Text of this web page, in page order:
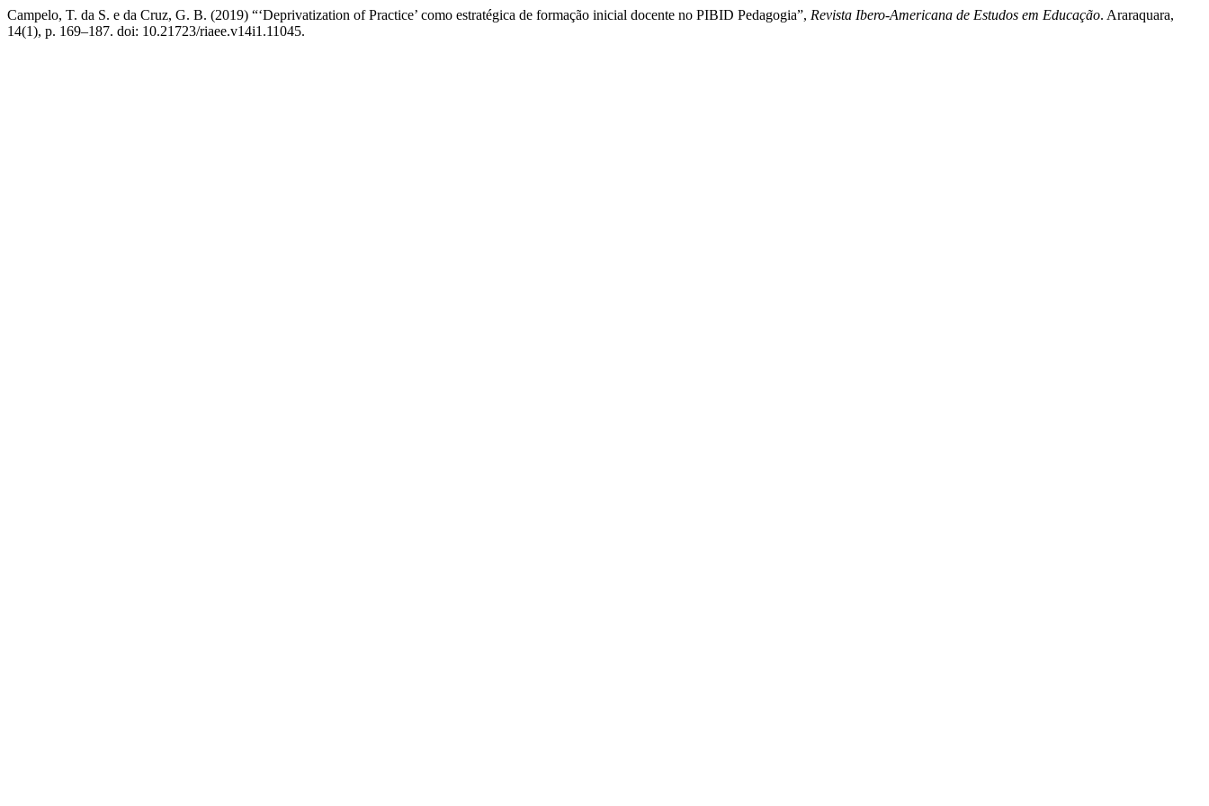
Campelo, T. da S. e da Cruz, G. B. (2019) “‘Deprivatization of Practice’ como estratégica de formação inicial docente no PIBID Pedagogia”, Revista Ibero-Americana de Estudos em Educação. Araraquara,
14(1), p. 169–187. doi: 10.21723/riaee.v14i1.11045.